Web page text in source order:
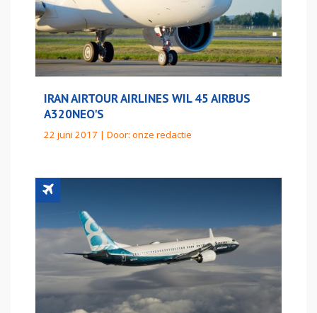
IRAN AIRTOUR AIRLINES WIL 45 AIRBUS
A320NEO'S
22 juni 2017 | Door: onze redactie